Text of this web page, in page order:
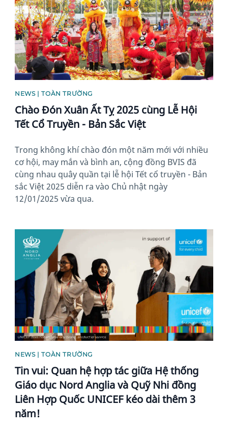
NEWS | TOÀN TRƯỜNG
Chào Đón Xuân Ất Tỵ 2025 cùng Lễ Hội
Tết Cổ Truyền - Bản Sắc Việt
Trong không khí chào đón một năm mới với nhiều
cơ hội, may mắn và bình an, cộng đồng BVIS đã
cùng nhau quây quần tại lễ hội Tết cổ truyền - Bản
sắc Việt 2025 diễn ra vào Chủ nhật ngày
12/01/2025 vừa qua.
NEWS | TOÀN TRƯỜNG
Tin vui: Quan hệ hợp tác giữa Hệ thống
Giáo dục Nord Anglia và Quỹ Nhi đồng
Liên Hợp Quốc UNICEF kéo dài thêm 3
năm!